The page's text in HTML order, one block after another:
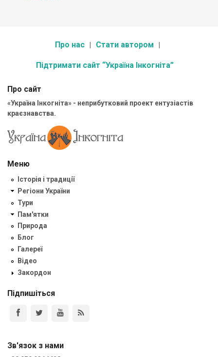
Про нас Стати автором
Підтримати сайт “Україна Інкогніта”
Про сайт
«Україна Інкогніта» - неприбутковий проект ентузіастів
краєзнавства.
Меню
Історія і традиції
Регіони України
Тури
Пам'ятки
Природа
Блог
Галереї
Відео
Закордон
Підпишіться
Зв'язок з нами